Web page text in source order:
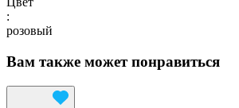
:
розовый
Вам также может понравиться